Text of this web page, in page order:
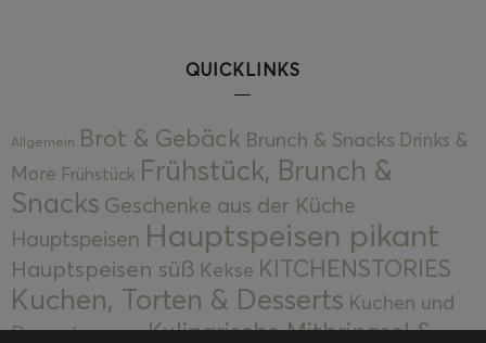
QUICKLINKS
Allgemein Brot & Gebäck Brunch & Snacks Drinks &
More Frühstück Frühstück, Brunch &
Snacks Geschenke aus der Küche
Hauptspeisen Hauptspeisen pikant
Hauptspeisen süß Kekse KITCHENSTORIES
Kuchen, Torten & Desserts Kuchen und
Desserts
Kulinarische Mitbringsel &